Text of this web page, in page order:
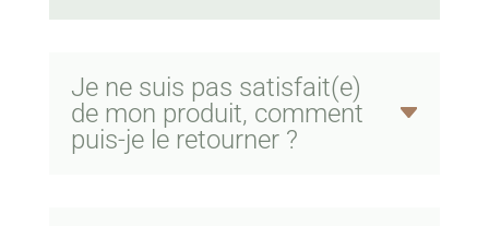
Je ne suis pas satisfait(e)
de mon produit, comment
puis-je le retourner ?